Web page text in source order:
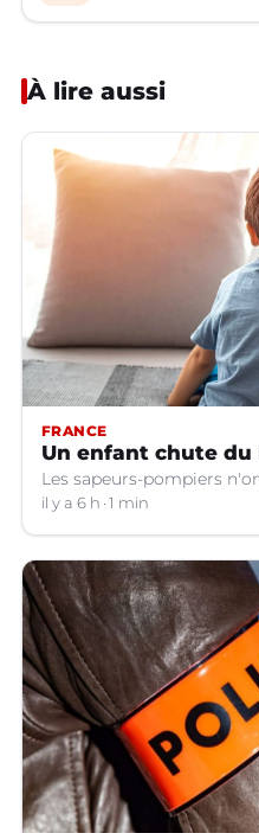
À lire aussi
FRANCE
Un enfant chute
Les sapeurs-pompiers
il y a 6 h 1 min